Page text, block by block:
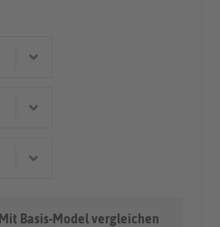
Mit Basis-Model vergleichen